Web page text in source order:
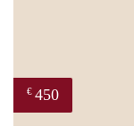
€ 450